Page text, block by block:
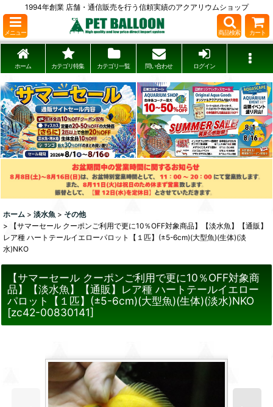
1994年創業 店舗・通信販売を行う信頼実績のアクアリウムショップ
メニュー 商品検索 カート
ホーム カテゴリ特集 カテゴリ一覧 問い合わせ ログイン
ホーム > 淡水魚 > その他
>
【サマーセール クーポンご利用で更に10％OFF対象商品】【淡水魚】【通販】
レア種 ハートテールイエローパロット【１匹】(±5-6cm)(大型魚)(生体)(淡
水)NKO
【サマーセール クーポンご利用で更に10％OFF対象商
品】【淡水魚】【通販】レア種 ハートテールイエロー
パロット【１匹】(±5-6cm)(大型魚)(生体)(淡水)NKO
[zc42-00830141]